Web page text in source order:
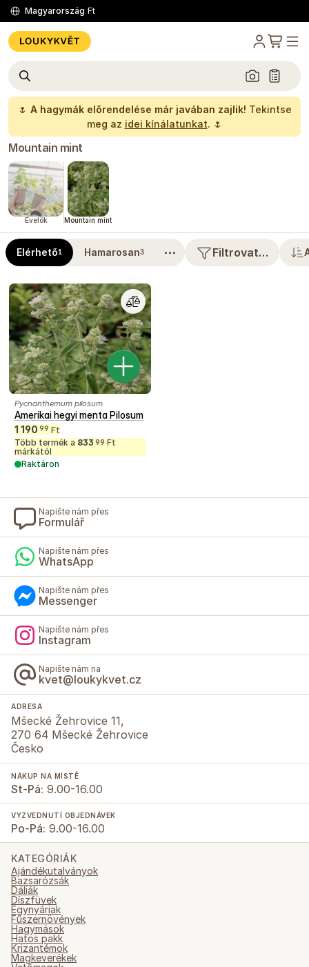
Magyarország Ft
🌷 A hagymák előrendelése már javában zajlik! Tekintse
meg az idei kínálatunkat. 🌷
Mountain mint
Évelők Mountain mint
Elérhető1 Hamarosan3 ⋯ Filtrovat…
Pycnanthemum pilosum
Amerikai hegyi menta Pilosum
1 190 99 Ft
Több termék a 833 99 Ft
márkától
Raktáron
Napište nám přes
Formulář
Napište nám přes
WhatsApp
Napište nám přes
Messenger
Napište nám přes
Instagram
Napište nám na
kvet@loukykvet.cz
ADRESA
Mšecké Žehrovice 11,
270 64 Mšecké Žehrovice
Česko
NÁKUP NA MÍSTĚ
St-Pá: 9.00-16.00
VYZVEDNUTÍ OBJEDNÁVEK
Po-Pá: 9.00-16.00
KATEGÓRIÁK
Ajándékutalványok
Bazsarózsák
Dáliák
Díszfüvek
Egynyáriak
Fűszernövények
Hagymások
Hatos pakk
Krizantémok
Magkeverékek